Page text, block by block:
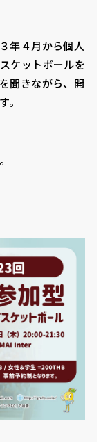
年４月から個人
ケットボールを
聞きながら、開
。